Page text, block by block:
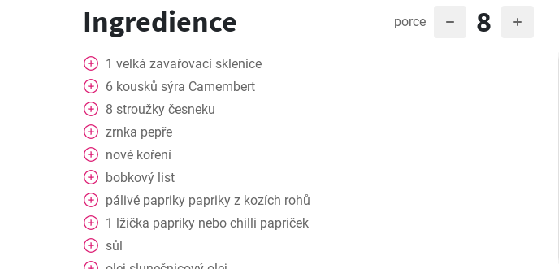
Ingredience porce 8
1 velká zavařovací sklenice
6 kousků sýra Camembert
8 stroužky česneku
zrnka pepře
nové koření
bobkový list
pálivé papriky papriky z kozích rohů
1 lžička papriky nebo chilli papriček
sůl